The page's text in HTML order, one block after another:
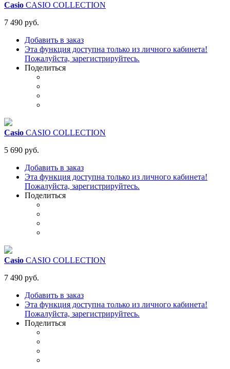
Casio CASIO COLLECTION
7 490 руб.
Добавить в заказ
Эта функция доступна только из личного кабинета!
Пожалуйста, зарегистрируйтесь.
Поделиться
Casio CASIO COLLECTION
5 690 руб.
Добавить в заказ
Эта функция доступна только из личного кабинета!
Пожалуйста, зарегистрируйтесь.
Поделиться
Casio CASIO COLLECTION
7 490 руб.
Добавить в заказ
Эта функция доступна только из личного кабинета!
Пожалуйста, зарегистрируйтесь.
Поделиться